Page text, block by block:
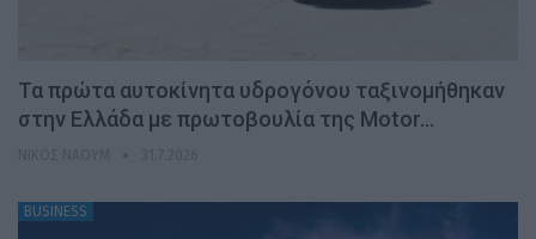
Τα πρώτα αυτοκίνητα υδρογόνου ταξινομήθηκαν
στην Ελλάδα με πρωτοβουλία της Motor…
BUSINESS